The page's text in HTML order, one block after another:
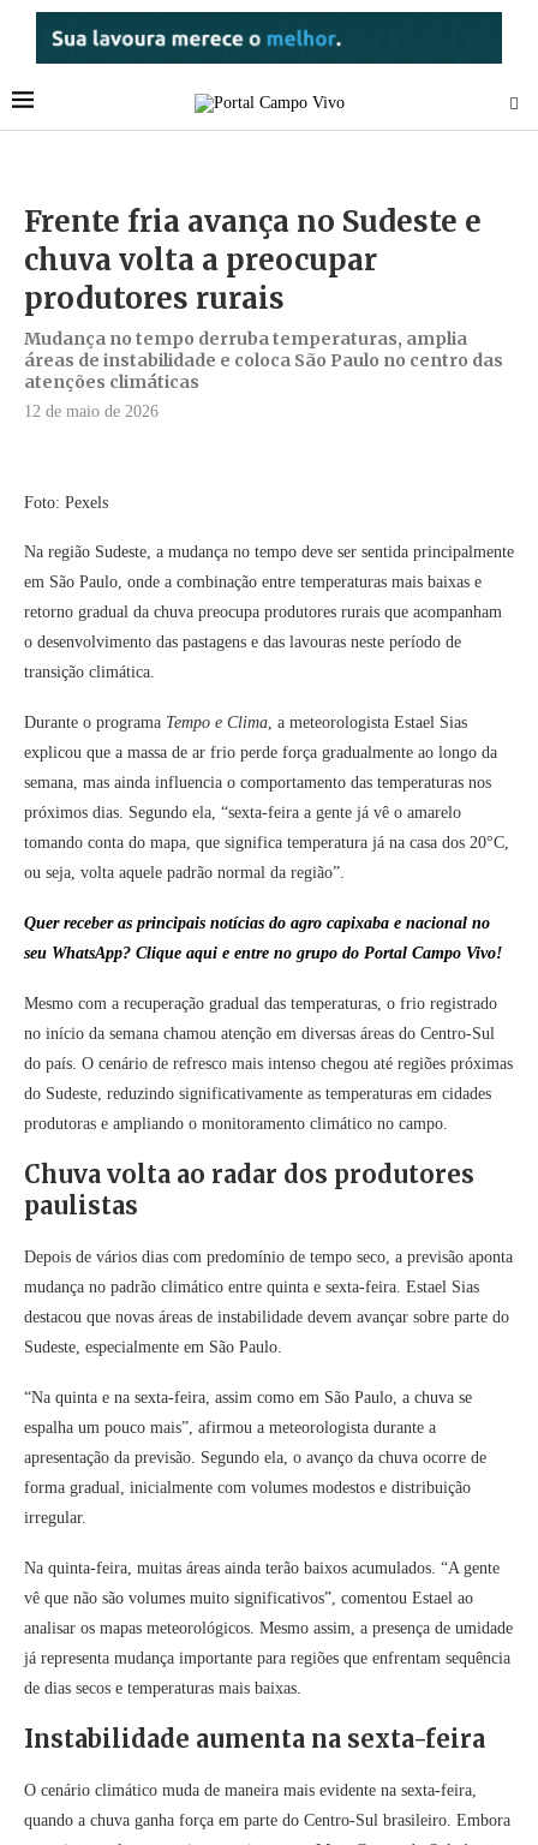
Frente fria avança no Sudeste e
chuva volta a preocupar
produtores rurais
Mudança no tempo derruba temperaturas, amplia
áreas de instabilidade e coloca São Paulo no centro das
atenções climáticas
12 de maio de 2026
Foto: Pexels
Na região Sudeste, a mudança no tempo deve ser sentida principalmente
em São Paulo, onde a combinação entre temperaturas mais baixas e
retorno gradual da chuva preocupa produtores rurais que acompanham
o desenvolvimento das pastagens e das lavouras neste período de
transição climática.
Durante o programa Tempo e Clima, a meteorologista Estael Sias
explicou que a massa de ar frio perde força gradualmente ao longo da
semana, mas ainda influencia o comportamento das temperaturas nos
próximos dias. Segundo ela, “sexta-feira a gente já vê o amarelo
tomando conta do mapa, que significa temperatura já na casa dos 20°C,
ou seja, volta aquele padrão normal da região”.
Quer receber as principais notícias do agro capixaba e nacional no
seu WhatsApp? Clique aqui e entre no grupo do Portal Campo Vivo!
Mesmo com a recuperação gradual das temperaturas, o frio registrado
no início da semana chamou atenção em diversas áreas do Centro-Sul
do país. O cenário de refresco mais intenso chegou até regiões próximas
do Sudeste, reduzindo significativamente as temperaturas em cidades
produtoras e ampliando o monitoramento climático no campo.
Chuva volta ao radar dos produtores
paulistas
Depois de vários dias com predomínio de tempo seco, a previsão aponta
mudança no padrão climático entre quinta e sexta-feira. Estael Sias
destacou que novas áreas de instabilidade devem avançar sobre parte do
Sudeste, especialmente em São Paulo.
“Na quinta e na sexta-feira, assim como em São Paulo, a chuva se
espalha um pouco mais”, afirmou a meteorologista durante a
apresentação da previsão. Segundo ela, o avanço da chuva ocorre de
forma gradual, inicialmente com volumes modestos e distribuição
irregular.
Na quinta-feira, muitas áreas ainda terão baixos acumulados. “A gente
vê que não são volumes muito significativos”, comentou Estael ao
analisar os mapas meteorológicos. Mesmo assim, a presença de umidade
já representa mudança importante para regiões que enfrentam sequência
de dias secos e temperaturas mais baixas.
Instabilidade aumenta na sexta-feira
O cenário climático muda de maneira mais evidente na sexta-feira,
quando a chuva ganha força em parte do Centro-Sul brasileiro. Embora